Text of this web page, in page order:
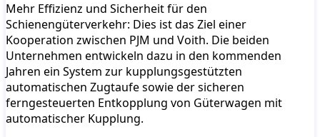
Mehr Effizienz und Sicherheit für den
Schienengüterverkehr: Dies ist das Ziel einer
Kooperation zwischen PJM und Voith. Die beiden
Unternehmen entwickeln dazu in den kommenden
Jahren ein System zur kupplungsgestützten
automatischen Zugtaufe sowie der sicheren
ferngesteuerten Entkopplung von Güterwagen mit
automatischer Kupplung.